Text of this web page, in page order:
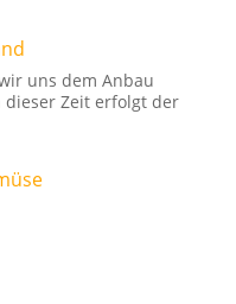
uns dem Anbau
Zeit erfolgt der